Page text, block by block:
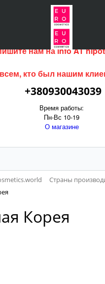
магазин (данный сайт)
нам наinfo AT
кто был нашим
+380930043039
Время работы:
Пн-Вс 10-19
О магазине
Страны
Корея